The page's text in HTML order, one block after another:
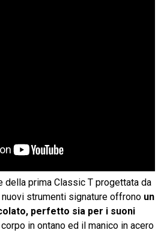
della prima Classic T progettata da
strumenti signature offrono un
perfetto sia per i suoni
in ontano ed il manico in acero